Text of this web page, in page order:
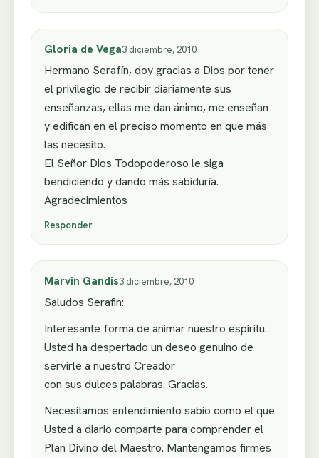
Gloria de Vega3 diciembre, 2010
Hermano Serafín, doy gracias a Dios por tener
el privilegio de recibir diariamente sus
enseñanzas, ellas me dan ánimo, me enseñan
y edifican en el preciso momento en que más
las necesito.
El Señor Dios Todopoderoso le siga
bendiciendo y dando más sabiduría.
Agradecimientos
Responder
Marvin Gandis3 diciembre, 2010
Saludos Serafin:
Interesante forma de animar nuestro espiritu.
Usted ha despertado un deseo genuino de
servirle a nuestro Creador
con sus dulces palabras. Gracias.
Necesitamos entendimiento sabio como el que
Usted a diario comparte para comprender el
Plan Divino del Maestro. Mantengamos firmes